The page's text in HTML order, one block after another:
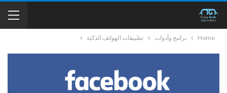
Home برامج وأدوات تطبيقات الهواتف الذكية